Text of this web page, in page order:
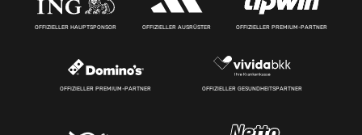
OFFIZIELLER HAUPTSPONSOR OFFIZIELLER AUSRÜSTER OFFIZIELLER PREMIUM-PARTNER
OFFIZIELLER PREMIUM-PARTNER OFFIZIELLER GESUNDHEITSPARTNER